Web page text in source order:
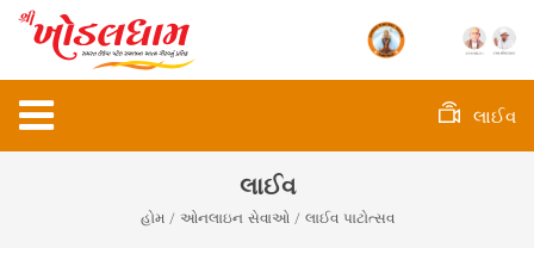
લાઈવ
લાઈવ
હોમ/ ઓનલાઇન સેવાઓ / લાઈવ પાટોત્સવ